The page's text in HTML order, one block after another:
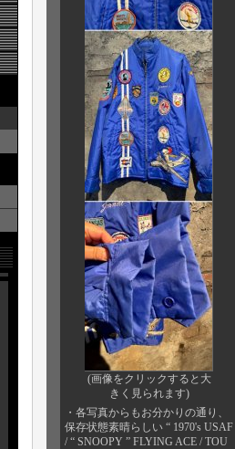
(画像をクリックすると大
きく見られます)
・各写真からもお分かりの通り、
保存状態素晴らしい “ 1970's USAF
/ “ SNOOPY ” FLYING ACE / TOU